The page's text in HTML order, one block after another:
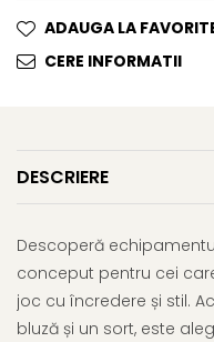
ADAUGA LA
CERE INFORMATII
DESCRIERE
Descoperă
conceput pentru cei
joc cu încredere și stil.
bluză și un sort, este